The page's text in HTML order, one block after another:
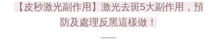
【皮秒激光副作用】激光去斑5大副作用，預
防及處理反黑這樣做！